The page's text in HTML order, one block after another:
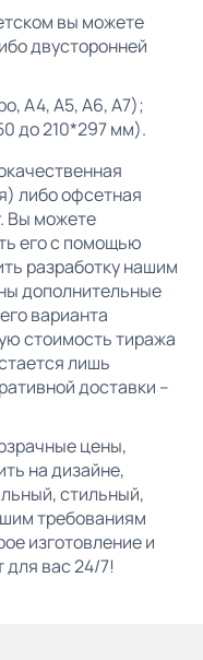
вы можете
двусторонней
А4, А5, А6, А7);
до 210*297 мм).
либо офсетная
Вы можете
его с помощью
разработку нашим
дополнительные
варианта
стоимость тиража
лишь
доставки –
цены,
на дизайне,
стильный,
требованиям
изготовление и
для вас 24/7!